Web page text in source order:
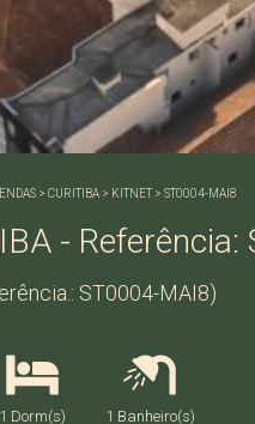
> CURITIBA > KITNET> ST0004-MAI8
-
ST0004-MAI8)
1 Dorm(s) 1 Banheiro(s)